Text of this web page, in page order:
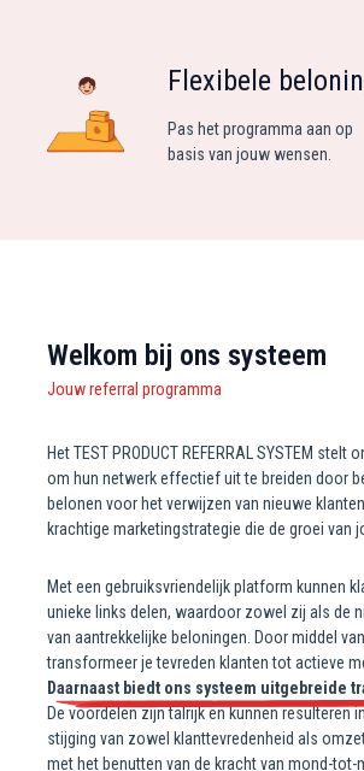
Flexibele
Pas het programma aan op
basis van jouw wensen.
Welkom bij ons systeem
Jouw referral programma
Het TEST PRODUCT REFERRAL SYSTEM
om hun netwerk effectief uit te breiden door
belonen voor het verwijzen van nieuwe
krachtige marketingstrategie die de groei van
Met een gebruiksvriendelijk platform kunnen
unieke links delen, waardoor zowel zij als de
van aantrekkelijke beloningen. Door middel
transformeer je tevreden klanten tot actieve
Daarnaast biedt ons systeem
De voordelen zijn talrijk en kunnen resulteren
stijging van zowel klanttevredenheid als
met het benutten van de kracht van mond-